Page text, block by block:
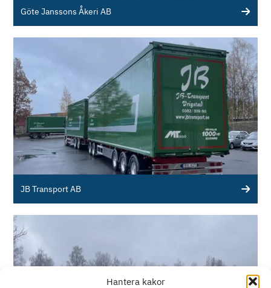
Hantera kakor
Göte Janssons Åkeri AB
JB Transport AB